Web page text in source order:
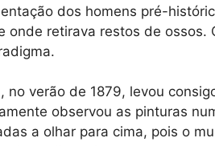
dos homens pré-
onde retirava restos de ossos.
no verão de 1879, levou
observou as pinturas
a olhar para cima, pois o